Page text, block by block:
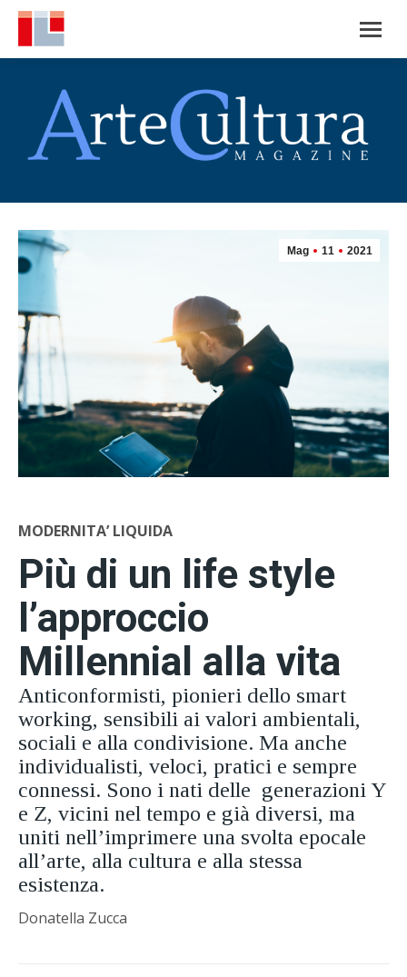
Mag 11 2021
MODERNITA’ LIQUIDA
Più di un life style
l’approccio
Millennial alla vita
Anticonformisti, pionieri dello smart
working, sensibili ai valori ambientali,
sociali e alla condivisione. Ma anche
individualisti, veloci, pratici e sempre
connessi. Sono i nati delle generazioni Y
e Z, vicini nel tempo e già diversi, ma
uniti nell’imprimere una svolta epocale
all’arte, alla cultura e alla stessa
esistenza.
Donatella Zucca